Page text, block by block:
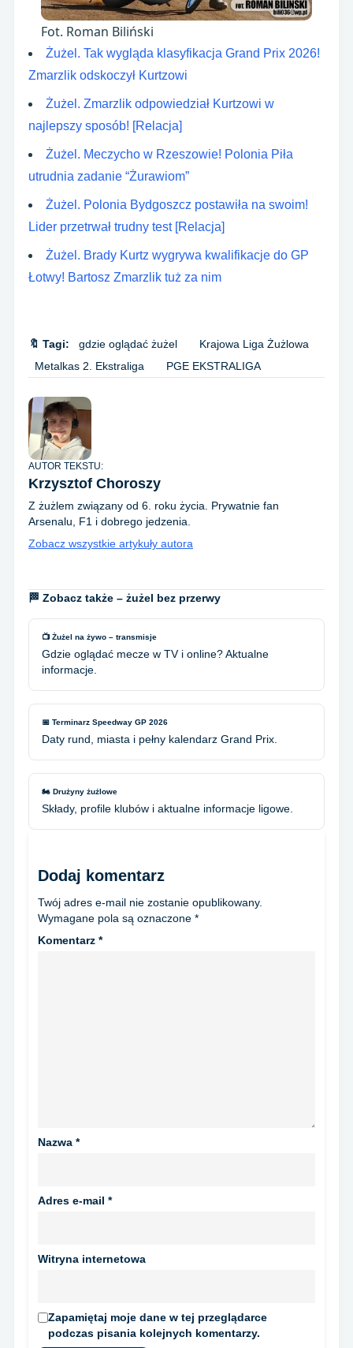
Fot. Roman Biliński
Żużel. Tak wygląda klasyfikacja Grand Prix 2026!
Zmarzlik odskoczył Kurtzowi
Żużel. Zmarzlik odpowiedział Kurtzowi w
najlepszy sposób! [Relacja]
Żużel. Meczycho w Rzeszowie! Polonia Piła
utrudnia zadanie “Żurawiom”
Żużel. Polonia Bydgoszcz postawiła na swoim!
Lider przetrwał trudny test [Relacja]
Żużel. Brady Kurtz wygrywa kwalifikacje do GP
Łotwy! Bartosz Zmarzlik tuż za nim
🔖 Tagi: gdzie oglądać żużel
Krajowa Liga Żużlowa
Metalkas 2. Ekstraliga
PGE EKSTRALIGA
AUTOR TEKSTU:
Krzysztof Choroszy
Z żużlem związany od 6. roku życia. Prywatnie fan
Arsenalu, F1 i dobrego jedzenia.
Zobacz wszystkie artykuły autora
🏁 Zobacz także – żużel bez przerwy
📺 Żużel na żywo – transmisje
Gdzie oglądać mecze w TV i online? Aktualne
informacje.
📅 Terminarz Speedway GP 2026
Daty rund, miasta i pełny kalendarz Grand Prix.
🏍️ Drużyny żużlowe
Składy, profile klubów i aktualne informacje ligowe.
Dodaj komentarz
Twój adres e-mail nie zostanie opublikowany.
Wymagane pola są oznaczone *
Komentarz *
Nazwa *
Adres e-mail *
Witryna internetowa
Zapamiętaj moje dane w tej przeglądarce
podczas pisania kolejnych komentarzy.